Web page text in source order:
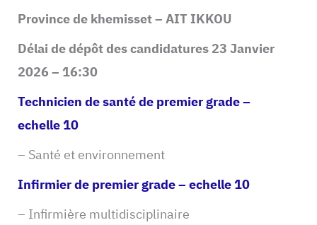
Province de khemisset – AIT IKKOU
Délai de dépôt des candidatures 23 Janvier
2026 – 16:30
Technicien de santé de premier grade –
echelle 10
– Santé et environnement
Infirmier de premier grade – echelle 10
– Infirmière multidisciplinaire